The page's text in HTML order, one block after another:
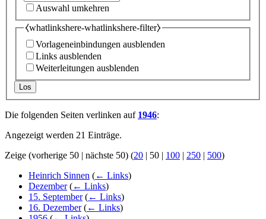
Auswahl umkehren
⧼whatlinkshere-whatlinkshere-filter⧽
Vorlageneinbindungen ausblenden
Links ausblenden
Weiterleitungen ausblenden
Los
Die folgenden Seiten verlinken auf 1946:
Angezeigt werden 21 Einträge.
Zeige (vorherige 50 | nächste 50) (20 | 50 | 100 | 250 | 500)
Heinrich Sinnen (← Links)
Dezember (← Links)
15. September (← Links)
16. Dezember (← Links)